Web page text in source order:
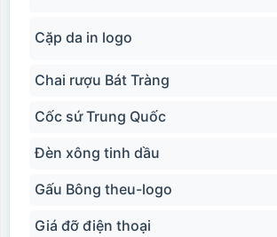
Cặp da in logo
Chai rượu Bát Tràng
Cốc sứ Trung Quốc
Đèn xông tinh dầu
Gấu Bông theu-logo
Giá đỡ điện thoại